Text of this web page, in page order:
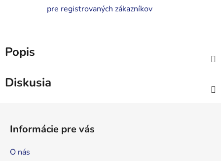
pre registrovaných zákazníkov
Popis
Diskusia
Informácie pre vás
O nás